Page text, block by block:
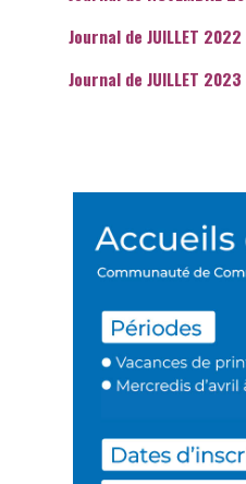
Journal de JUILLET 2022
Journal de JUILLET 2023